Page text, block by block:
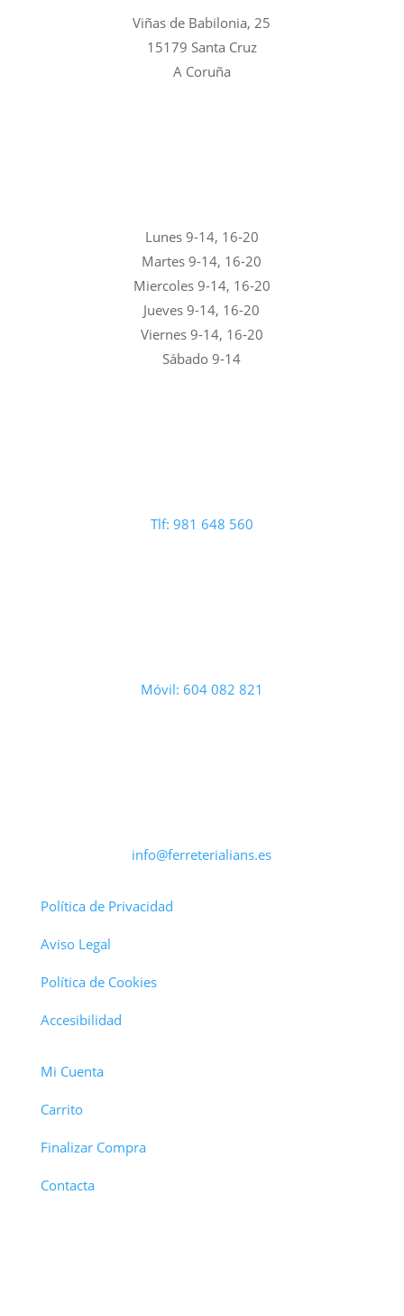
Viñas de Babilonia, 25
15179 Santa Cruz
A Coruña
Lunes 9-14, 16-20
Martes 9-14, 16-20
Miercoles 9-14, 16-20
Jueves 9-14, 16-20
Viernes 9-14, 16-20
Sábado 9-14
Tlf: 981 648 560
Móvil: 604 082 821
info@ferreterialians.es
Política de Privacidad
Aviso Legal
Política de Cookies
Accesibilidad
Mi Cuenta
Carrito
Finalizar Compra
Contacta